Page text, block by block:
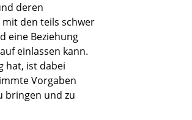
deren
den teils schwer
eine Beziehung
einlassen kann.
hat, ist dabei
Vorgaben
bringen und zu